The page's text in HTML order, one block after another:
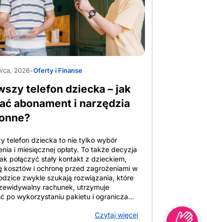
obecność w grupie. Najważniejsze
w internecie dla dzieci nie rozgrywają
na otwartych profilach, ale w
czatach, prywatnych
pokojach głosowych i grupach
Presja rówieśnicza działa po cichu.
ekran, lecz nie widzi całego
samotności albo przeciążenia szkołą,
telefonu na rozwój dziecka łączy
z treścią, ale też z regulacją emocji i
i fakty 2025-2026 wskazują •
2026•Oferty i Finanse
telefon dziecka – jak
abonament i narzędzia
telefon dziecka to nie tylko wybór
i miesięcznej opłaty. To także decyzja
połączyć stały kontakt z dzieckiem,
kosztów i ochronę przed zagrożeniami w
zwykle szukają rozwiązania, które
rachunek, utrzymuje
po wykorzystaniu pakietu i ogranicza
ekranem. W tym artykule znajdziesz
Czytaj więcej